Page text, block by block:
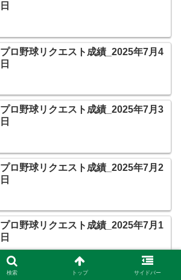
日
プロ野球リクエスト成績_2025年7月4
日
プロ野球リクエスト成績_2025年7月3
日
プロ野球リクエスト成績_2025年7月2
日
プロ野球リクエスト成績_2025年7月1
日
検索 トップ サイドバー